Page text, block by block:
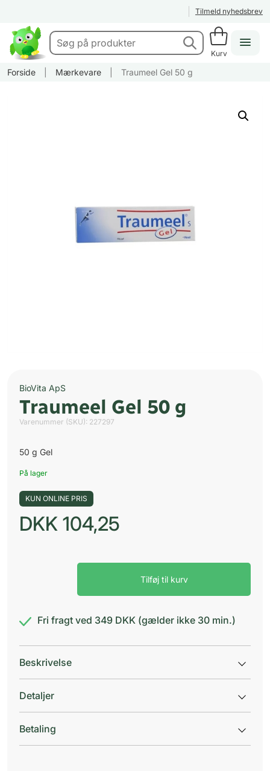
Tilmeld nyhedsbrev
Kurv
Forside Mærkevare Traumeel Gel 50 g
BioVita ApS
Traumeel Gel 50 g
Varenummer (SKU): 227297
50 g Gel
På lager
KUN ONLINE PRIS
DKK 104,25
antal
Tilføj til kurv
Fri fragt ved 349 DKK (gælder ikke 30 min.)
Beskrivelse
Detaljer
Betaling